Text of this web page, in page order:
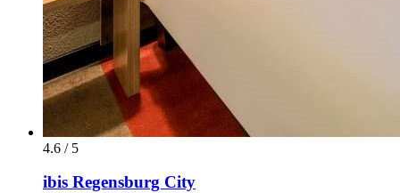
4.6 / 5
ibis Regensburg City